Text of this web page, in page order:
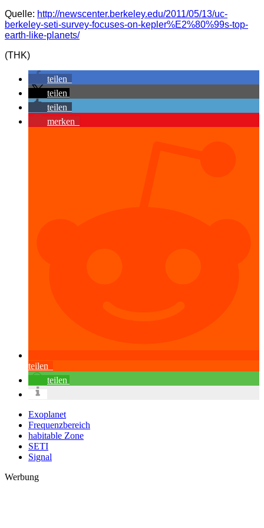
Quelle: http://newscenter.berkeley.edu/2011/05/13/uc-
berkeley-seti-survey-focuses-on-kepler%E2%80%99s-top-
earth-like-planets/
(THK)
teilen
teilen
teilen
merken
teilen
teilen
Exoplanet
Frequenzbereich
habitable Zone
SETI
Signal
Werbung